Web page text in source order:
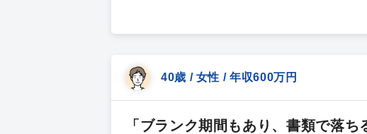
40歳 / 女性 / 年収600万円
「ブランク期間もあり、書類で落ち